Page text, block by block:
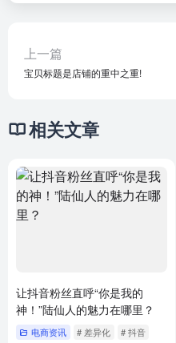
上一篇
宝贝标题是店铺的重中之重!
相关文章
让抖音粉丝直呼“你是我的
神！”陆仙人的魅力在哪里？
电商资讯 # 差异化 # 抖音